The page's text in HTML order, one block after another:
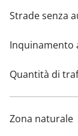
Strade senza
Inquinamento
Quantità di
Zona naturale